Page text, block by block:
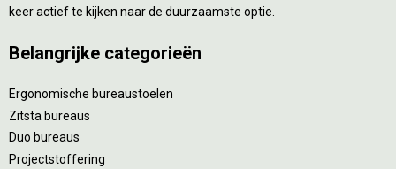
keer actief te kijken naar de duurzaamste optie.
Belangrijke categorieën
Ergonomische bureaustoelen
Zitsta bureaus
Duo bureaus
Projectstoffering